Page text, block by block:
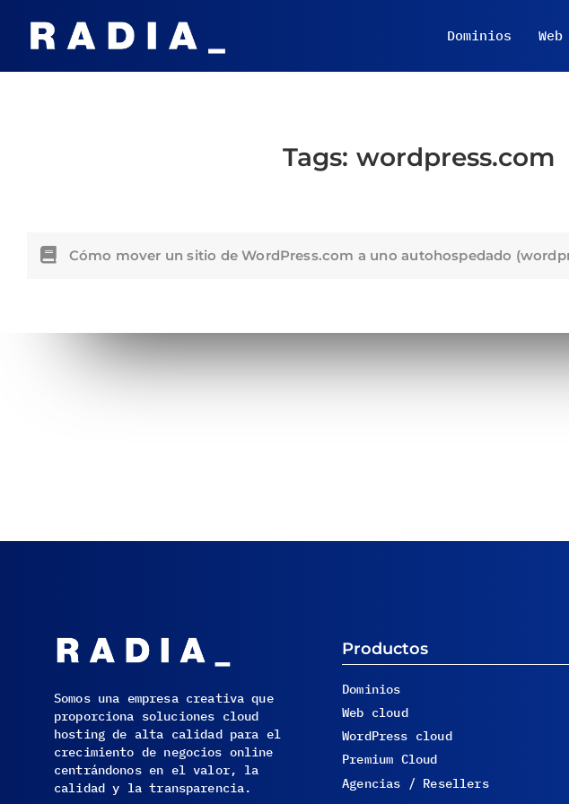
Dominios
Tags: wordpress.com
Cómo mover un sitio de WordPress.com a uno autohospedado
Somos una empresa creativa que
proporciona soluciones cloud
hosting de alta calidad para el
crecimiento de negocios online
centrándonos en el valor, la
calidad y la transparencia.
Productos
Dominios
Web cloud
WordPress cloud
Premium Cloud
Agencias / Resellers